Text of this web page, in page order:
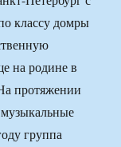
классу домры
на родине в
протяжении
группа